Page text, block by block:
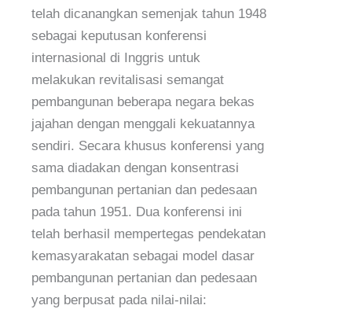
telah dicanangkan semenjak tahun 1948
sebagai keputusan konferensi
internasional di Inggris untuk
melakukan revitalisasi semangat
pembangunan beberapa negara bekas
jajahan dengan menggali kekuatannya
sendiri. Secara khusus konferensi yang
sama diadakan dengan konsentrasi
pembangunan pertanian dan pedesaan
pada tahun 1951. Dua konferensi ini
telah berhasil mempertegas pendekatan
kemasyarakatan sebagai model dasar
pembangunan pertanian dan pedesaan
yang berpusat pada nilai-nilai: